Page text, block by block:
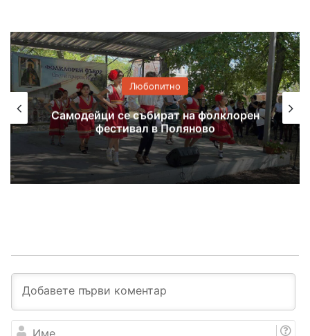
Любопитно
Самодейци се събират на фолклорен
фестивал в Поляново